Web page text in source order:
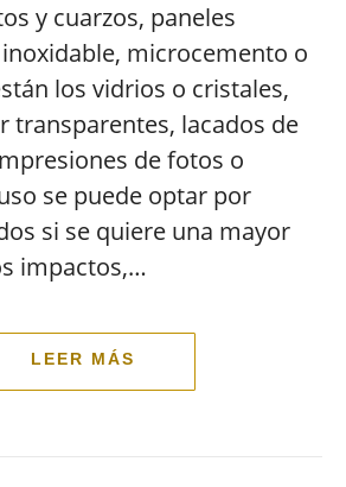
y cuarzos, paneles
microcemento o
los vidrios o cristales,
transparentes, lacados de
de fotos o
se puede optar por
si se quiere una mayor
impactos,…